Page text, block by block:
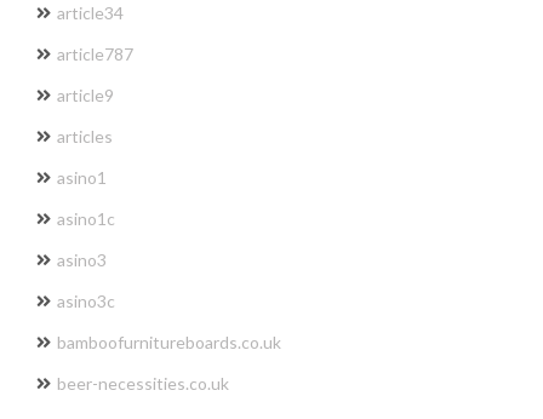
article34
article787
article9
articles
asino1
asino1c
asino3
asino3c
bamboofurnitureboards.co.uk
beer-necessities.co.uk